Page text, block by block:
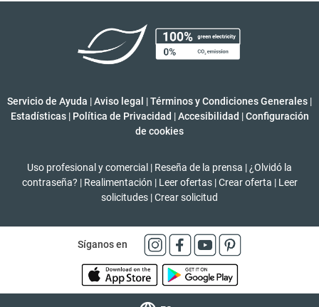
Servicio de Ayuda |Aviso legal |Términos y Condiciones Generales |
Estadísticas | Política de Privacidad | Accesibilidad | Configuración
de cookies
Uso profesional y comercial | Reseña de la prensa | ¿Olvidó la
contraseña? | Realimentación | Leer ofertas | Crear oferta | Leer
solicitudes |Crear solicitud
Síganos en